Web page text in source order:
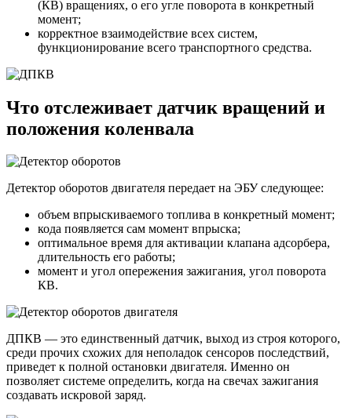
(КВ) вращениях, о его угле поворота в конкретный
момент;
корректное взаимодействие всех систем,
функционирование всего транспортного средства.
Что отслеживает датчик вращений и
положения коленвала
Детектор оборотов двигателя передает на ЭБУ следующее:
объем впрыскиваемого топлива в конкретный момент;
кода появляется сам момент впрыска;
оптимальное время для активации клапана адсорбера,
длительность его работы;
момент и угол опережения зажигания, угол поворота
КВ.
ДПКВ — это единственный датчик, выход из строя которого,
среди прочих схожих для неполадок сенсоров последствий,
приведет к полной остановки двигателя. Именно он
позволяет системе определить, когда на свечах зажигания
создавать искровой заряд.